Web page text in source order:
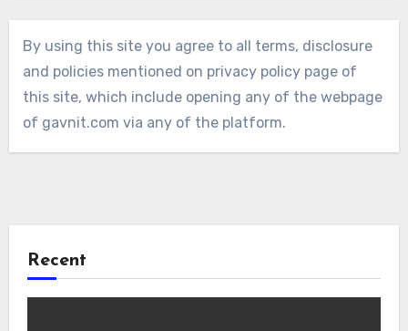
By using this site you agree to all terms, disclosure
and policies mentioned on privacy policy page of
this site, which include opening any of the webpage
of gavnit.com via any of the platform.
Recent